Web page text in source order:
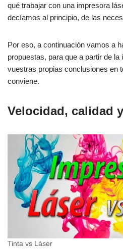
qué trabajar con una impresora
decíamos al principio, de las
Por eso, a continuación vamos a
propuestas, para que a partir de
vuestras propias conclusiones en
conviene.
Velocidad, calidad
Tinta vs Láser